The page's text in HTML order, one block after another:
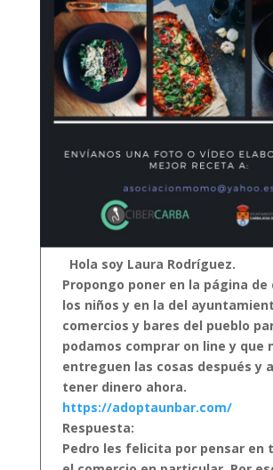
Hola soy Laura Rodríguez.
Propongo poner en la página de
los niños y en la del
comercios y bares del pueblo
podamos comprar on line y que
entreguen las cosas después y
tener dinero ahora.
https://adoptaunbar.com/
Respuesta:
Pedro les felicita por pensar en